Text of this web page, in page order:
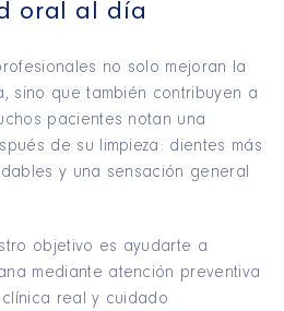
oral al día
no solo mejoran la
sino que también contribuyen a
pacientes notan una
de su limpieza: dientes más
y una sensación general
objetivo es ayudarte a
mediante atención preventiva
real y cuidado